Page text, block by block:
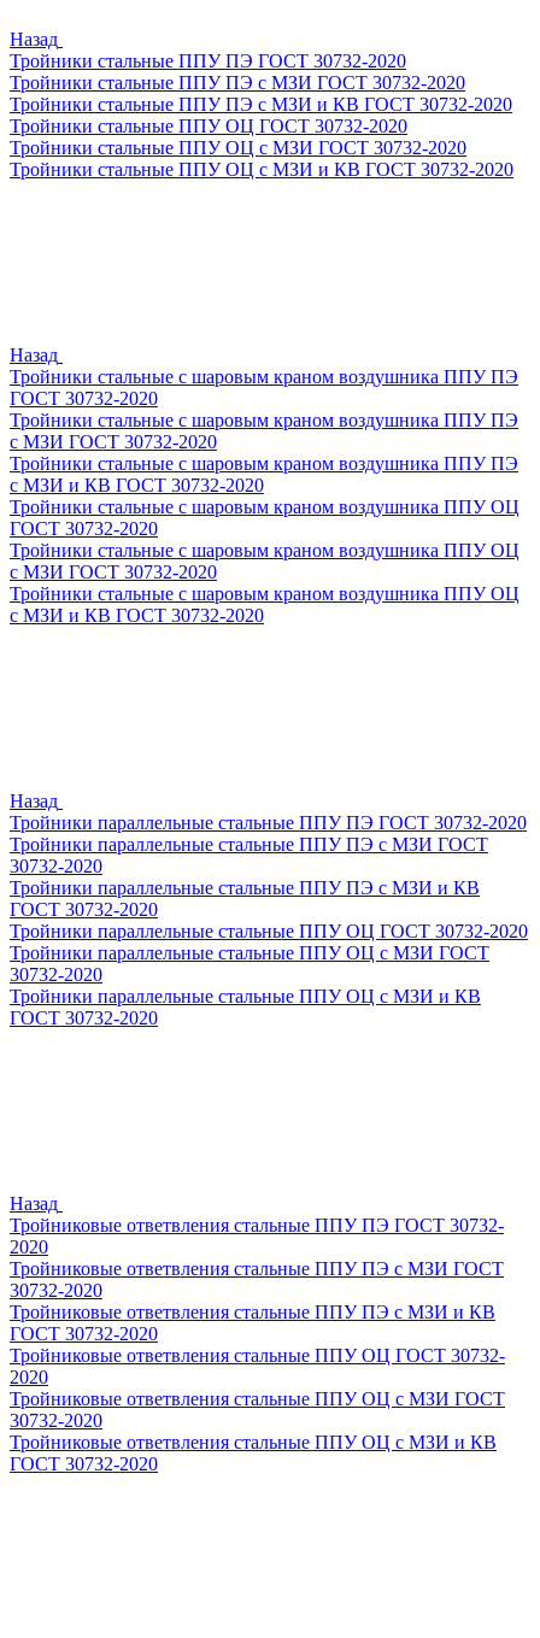
Назад
Тройники стальные ППУ ПЭ ГОСТ 30732-2020
Тройники стальные ППУ ПЭ с МЗИ ГОСТ 30732-2020
Тройники стальные ППУ ПЭ с МЗИ и КВ ГОСТ 30732-2020
Тройники стальные ППУ ОЦ ГОСТ 30732-2020
Тройники стальные ППУ ОЦ с МЗИ ГОСТ 30732-2020
Тройники стальные ППУ ОЦ с МЗИ и КВ ГОСТ 30732-2020
Назад
Тройники стальные с шаровым краном воздушника ППУ ПЭ
ГОСТ 30732-2020
Тройники стальные с шаровым краном воздушника ППУ ПЭ
с МЗИ ГОСТ 30732-2020
Тройники стальные с шаровым краном воздушника ППУ ПЭ
с МЗИ и КВ ГОСТ 30732-2020
Тройники стальные с шаровым краном воздушника ППУ ОЦ
ГОСТ 30732-2020
Тройники стальные с шаровым краном воздушника ППУ ОЦ
с МЗИ ГОСТ 30732-2020
Тройники стальные с шаровым краном воздушника ППУ ОЦ
с МЗИ и КВ ГОСТ 30732-2020
Назад
Тройники параллельные стальные ППУ ПЭ ГОСТ 30732-2020
Тройники параллельные стальные ППУ ПЭ с МЗИ ГОСТ
30732-2020
Тройники параллельные стальные ППУ ПЭ с МЗИ и КВ
ГОСТ 30732-2020
Тройники параллельные стальные ППУ ОЦ ГОСТ 30732-2020
Тройники параллельные стальные ППУ ОЦ с МЗИ ГОСТ
30732-2020
Тройники параллельные стальные ППУ ОЦ с МЗИ и КВ
ГОСТ 30732-2020
Назад
Тройниковые ответвления стальные ППУ ПЭ ГОСТ 30732-
2020
Тройниковые ответвления стальные ППУ ПЭ с МЗИ ГОСТ
30732-2020
Тройниковые ответвления стальные ППУ ПЭ с МЗИ и КВ
ГОСТ 30732-2020
Тройниковые ответвления стальные ППУ ОЦ ГОСТ 30732-
2020
Тройниковые ответвления стальные ППУ ОЦ с МЗИ ГОСТ
30732-2020
Тройниковые ответвления стальные ППУ ОЦ с МЗИ и КВ
ГОСТ 30732-2020